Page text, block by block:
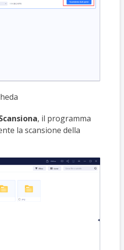
, il programma
la scansione della